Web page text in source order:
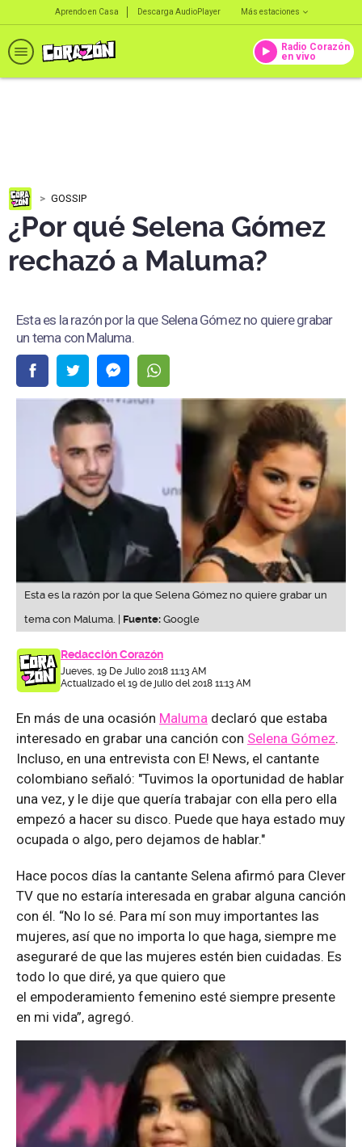
Aprendo en Casa Descarga AudioPlayer Más estaciones
Radio Corazón
en vivo
GOSSIP
¿Por qué Selena Gómez
rechazó a Maluma?
Esta es la razón por la que Selena Gómez no quiere grabar
un tema con Maluma.
Esta es la razón por la que Selena Gómez no quiere grabar un
tema con Maluma. | Fuente: Google
Redacción Corazón
Jueves, 19 De Julio 2018 11:13 AM
Actualizado el 19 de julio del 2018 11:13 AM
En más de una ocasión Maluma declaró que estaba
interesado en grabar una canción con Selena Gómez.
Incluso, en una entrevista con E! News, el cantante
colombiano señaló: "Tuvimos la oportunidad de hablar
una vez, y le dije que quería trabajar con ella pero ella
empezó a hacer su disco. Puede que haya estado muy
ocupada o algo, pero dejamos de hablar."
Hace pocos días la cantante Selena afirmó para Clever
TV que no estaría interesada en grabar alguna canción
con él. “No lo sé. Para mí son muy importantes las
mujeres, así que no importa lo que haga, siempre me
aseguraré de que las mujeres estén bien cuidadas. Es
todo lo que diré, ya que quiero que
el empoderamiento femenino esté siempre presente
en mi vida”, agregó.